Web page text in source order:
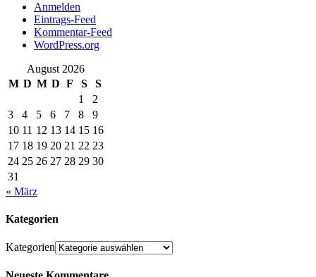
Anmelden
Eintrags-Feed
Kommentar-Feed
WordPress.org
August 2026
M D M D F S
S
1
2
3
4 5 6 7 8
9
10 11 12 13 14 15 16
17 18 19 20 21 22 23
24 25 26 27 28 29 30
31
« März
Kategorien
Kategorien